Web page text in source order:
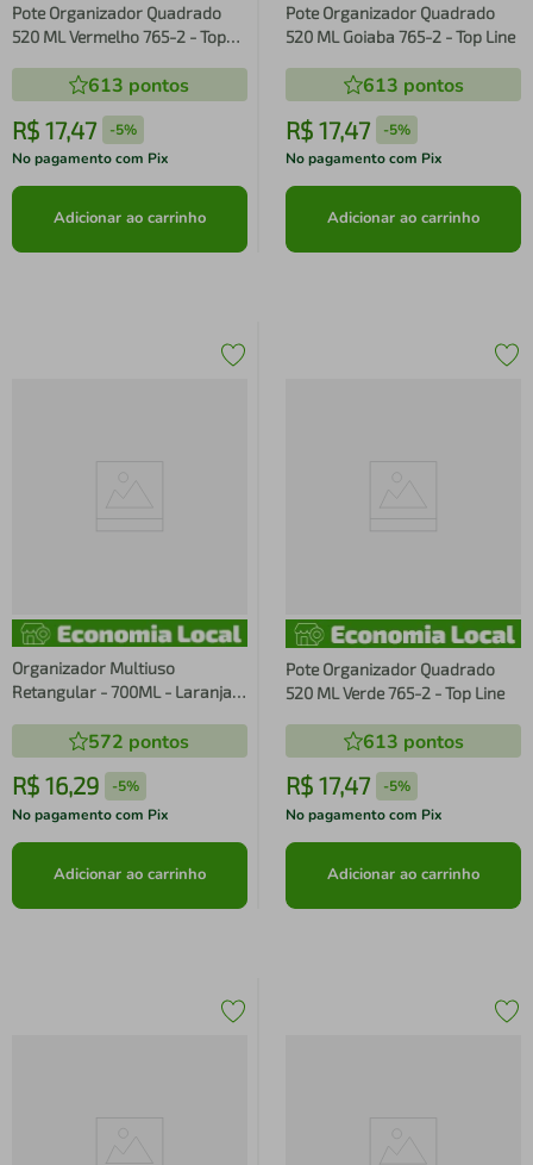
Pote Organizador Quadrado
520 ML Vermelho 765-2 - Top
613 pontos
R$ 17,47 -5%
No pagamento com Pix
Adicionar ao carrinho
Pote Organizador Quadrado
520 ML Goiaba 765-2 - Top Line
613 pontos
R$ 17,47 -5%
No pagamento com Pix
Adicionar ao carrinho
Organizador Multiuso
Retangular - 700ML - Laranja -
572 pontos
R$ 16,29 -5%
No pagamento com Pix
Adicionar ao carrinho
Pote Organizador Quadrado
520 ML Verde 765-2 - Top Line
613 pontos
R$ 17,47 -5%
No pagamento com Pix
Adicionar ao carrinho